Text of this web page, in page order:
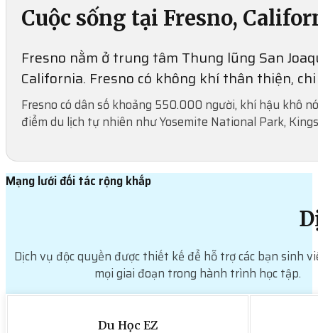
Cuộc sống tại Fresno,
Fresno nằm ở trung tâm Thung lũng San
California. Fresno có không khí thân thiện,
Fresno có dân số khoảng 550.000 người, khí hậu khô
điểm du lịch tự nhiên như Yosemite National Park,
Mạng lưới đối tác rộng khắp
Dịch vụ độc quyền được thiết kế để hỗ trợ các bạn sinh
mọi giai đoạn trong hành trình học tập.
Du Học EZ